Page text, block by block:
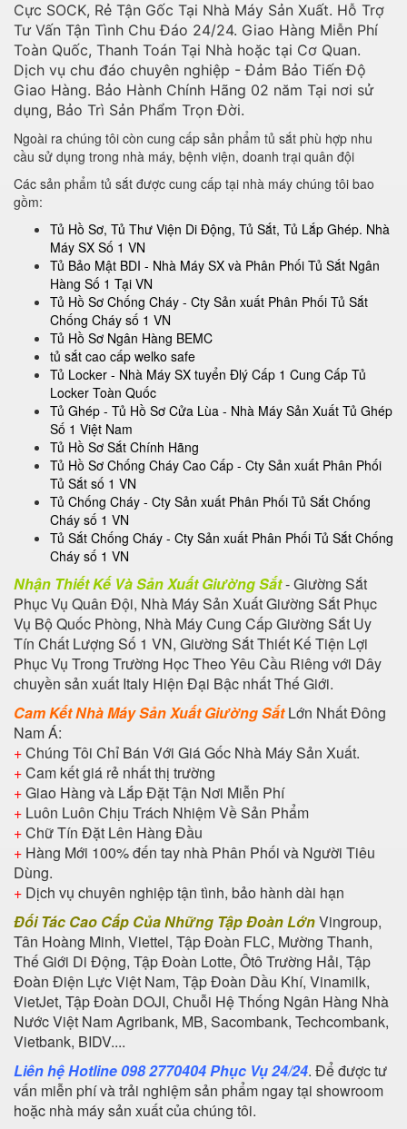
Cực SOCK, Rẻ Tận Gốc Tại Nhà Máy Sản Xuất. Hỗ Trợ
Tư Vấn Tận Tình Chu Đáo 24/24. Giao Hàng Miễn Phí
Toàn Quốc, Thanh Toán Tại Nhà hoặc tại Cơ Quan.
Dịch vụ chu đáo chuyên nghiệp - Đảm Bảo Tiến Độ
Giao Hàng. Bảo Hành Chính Hãng 02 năm Tại nơi sử
dụng, Bảo Trì Sản Phẩm Trọn Đời.
Ngoài ra chúng tôi còn cung cấp sản phẩm tủ sắt phù hợp nhu
cầu sử dụng trong nhà máy, bệnh viện, doanh trại quân đội
Các sản phẩm tủ sắt được cung cấp tại nhà máy chúng tôi bao
gồm:
Tủ Hồ Sơ, Tủ Thư Viện Di Động, Tủ Sắt, Tủ Lắp Ghép. Nhà
Máy SX Số 1 VN
Tủ Bảo Mật BDI - Nhà Máy SX và Phân Phối Tủ Sắt Ngân
Hàng Số 1 Tại VN
Tủ Hồ Sơ Chống Cháy - Cty Sản xuất Phân Phối Tủ Sắt
Chống Cháy số 1 VN
Tủ Hồ Sơ Ngân Hàng BEMC
tủ sắt cao cấp welko safe
Tủ Locker - Nhà Máy SX tuyển Đlý Cấp 1 Cung Cấp Tủ
Locker Toàn Quốc
Tủ Ghép - Tủ Hồ Sơ Cửa Lùa - Nhà Máy Sản Xuất Tủ Ghép
Số 1 Việt Nam
Tủ Hồ Sơ Sắt Chính Hãng
Tủ Hồ Sơ Chống Cháy Cao Cấp - Cty Sản xuất Phân Phối
Tủ Sắt số 1 VN
Tủ Chống Cháy - Cty Sản xuất Phân Phối Tủ Sắt Chống
Cháy số 1 VN
Tủ Sắt Chống Cháy - Cty Sản xuất Phân Phối Tủ Sắt Chống
Cháy số 1 VN
Nhận Thiết Kế Và Sản Xuất Giường Sắt- Giường Sắt
Phục Vụ Quân Đội, Nhà Máy Sản Xuất Giường Sắt Phục
Vụ Bộ Quốc Phòng, Nhà Máy Cung Cấp Giường Sắt Uy
Tín Chất Lượng Số 1 VN, Giường Sắt Thiết Kế Tiện Lợi
Phục Vụ Trong Trường Học Theo Yêu Cầu Riêng với Dây
chuyền sản xuất Italy Hiện Đại Bậc nhất Thế Giới.
Cam Kết Nhà Máy Sản Xuất Giường SắtLớn Nhất Đông
Nam Á:
+Chúng Tôi Chỉ Bán Với Giá Gốc Nhà Máy Sản Xuất.
+Cam kết giá rẻ nhất thị trường
+Giao Hàng và Lắp Đặt Tận Nơi Miễn Phí
+ Luôn Luôn Chịu Trách Nhiệm Về Sản Phẩm
+Chữ Tín Đặt Lên Hàng Đầu
+ Hàng Mới 100% đến tay nhà Phân Phối và Người Tiêu
Dùng.
+ Dịch vụ chuyên nghiệp tận tình, bảo hành dài hạn
Đối Tác Cao Cấp Của Những Tập Đoàn LớnVingroup,
Tân Hoàng Minh, Viettel, Tập Đoàn FLC, Mường Thanh,
Thế Giới Di Động, Tập Đoàn Lotte, Ôtô Trường Hải, Tập
Đoàn Điện Lực Việt Nam, Tập Đoàn Dầu Khí, Vinamilk,
VietJet, Tập Đoàn DOJI, Chuỗi Hệ Thống Ngân Hàng Nhà
Nước Việt Nam Agribank, MB, Sacombank, Techcombank,
Vietbank, BIDV....
Liên hệ Hotline 098 2770404 Phục Vụ 24/24. Để được tư
vấn miễn phí và trải nghiệm sản phẩm ngay tại showroom
hoặc nhà máy sản xuất của chúng tôi.